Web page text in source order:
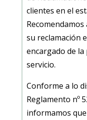
clientes en el
su reclamación
encargado de
servicio.
Conforme a lo
Reglamento nº
informamos